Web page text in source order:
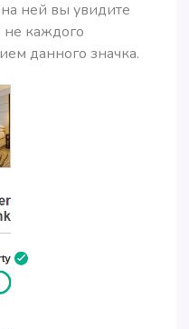
ней вы увидите
не каждого
данного значка.